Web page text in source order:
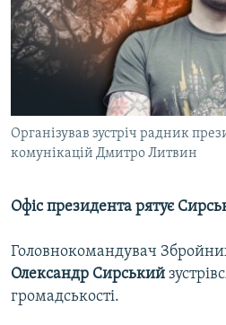
ФОТО
СПЕЦПРОЄКТИ
ПОДКАСТИ
РУС
КТАТ
ДОЛУЧАЙСЯ!
Організував зустріч радник
комунікацій Дмитро Литвин
Офіс президента рятує
Головнокомандувач
Олександр Сирський
громадськості.